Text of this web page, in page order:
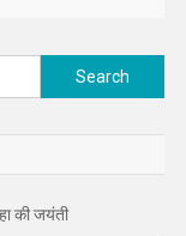
Search
for:
की जयंती